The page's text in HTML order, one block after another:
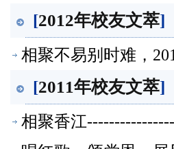
[2012年校友文萃]
相聚不易别时难，
[2011年校友文萃]
相聚香江